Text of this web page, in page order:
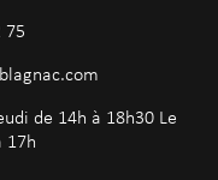
75
de 14h à 18h30 Le
17h